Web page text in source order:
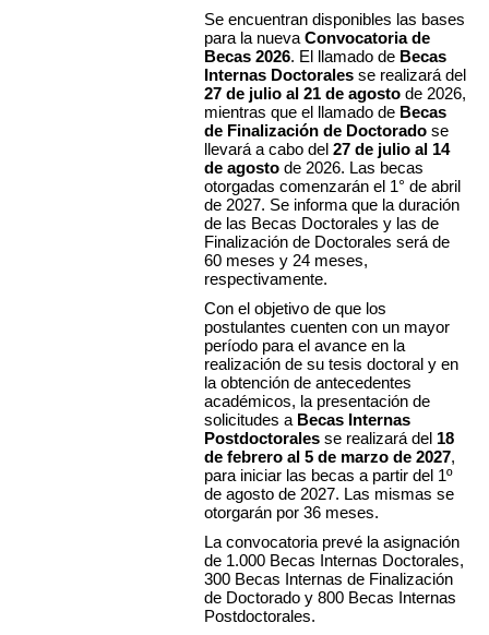
Se encuentran disponibles las bases
para la nueva Convocatoria de
Becas 2026. El llamado de Becas
Internas Doctorales se realizará del
27 de julio al 21 de agosto de 2026,
mientras que el llamado de Becas
de Finalización de Doctorado se
llevará a cabo del 27 de julio al 14
de agosto de 2026. Las becas
otorgadas comenzarán el 1° de abril
de 2027. Se informa que la duración
de las Becas Doctorales y las de
Finalización de Doctorales será de
60 meses y 24 meses,
respectivamente.
Con el objetivo de que los
postulantes cuenten con un mayor
período para el avance en la
realización de su tesis doctoral y en
la obtención de antecedentes
académicos, la presentación de
solicitudes a Becas Internas
Postdoctorales se realizará del 18
de febrero al 5 de marzo de 2027,
para iniciar las becas a partir del 1º
de agosto de 2027. Las mismas se
otorgarán por 36 meses.
La convocatoria prevé la asignación
de 1.000 Becas Internas Doctorales,
300 Becas Internas de Finalización
de Doctorado y 800 Becas Internas
Postdoctorales.